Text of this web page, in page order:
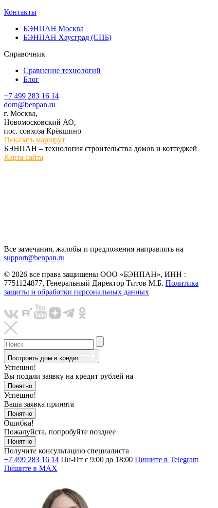
Контакты
БЭНПАН Москва
БЭНПАН Хаусград (СПБ)
Справочник
Сравнение технологий
Блог
+7 499 283 16 14
dom@benpan.ru
г. Москва,
Новомосковский АО,
пос. совхоза Крёкшино
Показать маршрут
БЭНПАН – технология строительства домов и коттеджей
Карта сайта
Все замечания, жалобы и предложения направлять на
support@benpan.ru
© 2026 все права защищены ООО «БЭНПАН», ИНН :
7751124877, Генеральный Директор Титов М.Б. Политика
защиты и обработки персональных данных
Построить дом в кредит
Успешно!
Вы подали заявку на кредит рублей на
Понятно
Успешно!
Ваша заявка принята
Понятно
Ошибка!
Пожалуйста, попробуйте позднее
Понятно
Получите консультацию специалиста
+7 499 283 16 14 Пн-Пт с 9:00 до 18:00 Пишите в Telegram
Пишите в MAX